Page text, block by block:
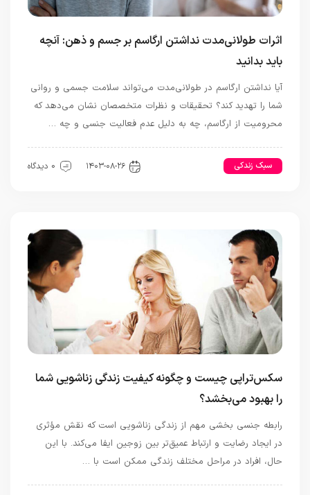
اثرات طولانی‌مدت نداشتن ارگاسم بر جسم و ذهن: آنچه
باید بدانید
آیا نداشتن ارگاسم در طولانی‌مدت می‌تواند سلامت جسمی و روانی
شما را تهدید کند؟ تحقیقات و نظرات متخصصان نشان می‌دهد که
محرومیت از ارگاسم، چه به دلیل عدم فعالیت جنسی و چه …
سبک زندکی ۱۴۰۳-۰۸-۲۶ 0 دیدگاه
سکس‌تراپی چیست و چگونه کیفیت زندگی زناشویی شما
را بهبود می‌بخشد؟
رابطه جنسی بخشی مهم از زندگی زناشویی است که نقش مؤثری
در ایجاد رضایت و ارتباط عمیق‌تر بین زوجین ایفا می‌کند. با این
حال، افراد در مراحل مختلف زندگی ممکن است با …